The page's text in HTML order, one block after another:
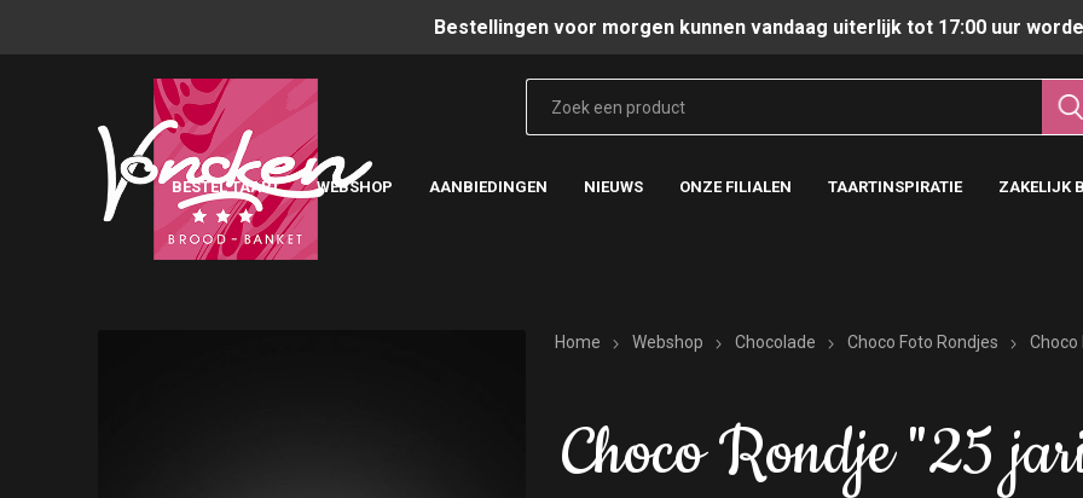
Bestellingen voor morgen kunnen vandaag uiterlijk tot 17:00 uur
BESTEL TAART WEBSHOP AANBIEDINGEN NIEUWS ONZE FILIALEN TAARTINSPIRATIE ZAKELIJK
Home Webshop Chocolade Choco Foto Rondjes Choco
Choco Rondje "25